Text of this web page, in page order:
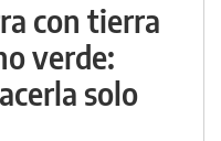
con tierra
verde:
solo